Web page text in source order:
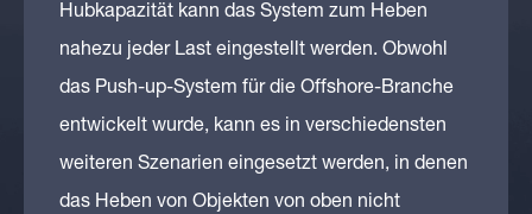
Hubkapazität kann das System zum Heben
nahezu jeder Last eingestellt werden. Obwohl
das Push-up-System für die Offshore-Branche
entwickelt wurde, kann es in verschiedensten
weiteren Szenarien eingesetzt werden, in denen
das Heben von Objekten von oben nicht